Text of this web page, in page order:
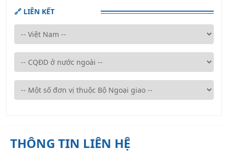
🔗 LIÊN KẾT
THÔNG TIN LIÊN HỆ